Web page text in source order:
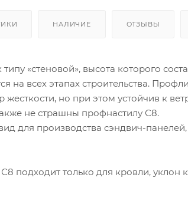
НАЛИЧИЕ ОТЗЫВЫ
«стеновой», высота которого
на всех этапах строительства.
жесткости, но при этом устойчив к
не страшны профнастилу С8.
для производства сэндвич-
подходит только для кровли, уклон